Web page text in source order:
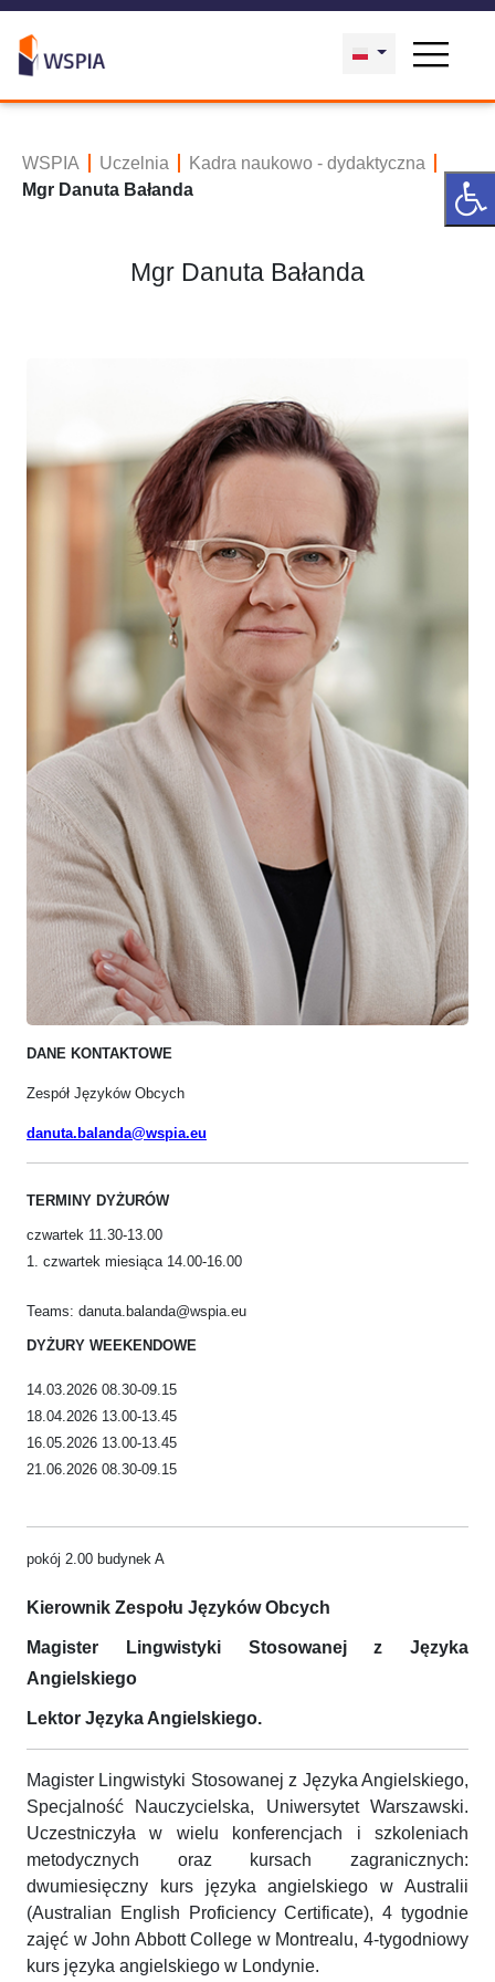
WSPIA Uczelnia
Kadra naukowo - dydaktyczna
Mgr Danuta Bałanda
Mgr Danuta Bałanda
DANE KONTAKTOWE
Zespół Języków Obcych
danuta.balanda@wspia.eu
TERMINY DYŻURÓW
czwartek 11.30-13.00
1. czwartek miesiąca 14.00-16.00
Teams: danuta.balanda@wspia.eu
DYŻURY WEEKENDOWE
14.03.2026 08.30-09.15
18.04.2026 13.00-13.45
16.05.2026 13.00-13.45
21.06.2026 08.30-09.15
pokój 2.00 budynek A
Kierownik Zespołu Języków Obcych
Magister Lingwistyki Stosowanej z Języka
Angielskiego
Lektor Języka Angielskiego.
Magister Lingwistyki Stosowanej z Języka Angielskiego,
Specjalność Nauczycielska, Uniwersytet Warszawski.
Uczestniczyła w wielu konferencjach i szkoleniach
metodycznych oraz kursach zagranicznych:
dwumiesięczny kurs języka angielskiego w Australii
(Australian English Proficiency Certificate), 4 tygodnie
zajęć w John Abbott College w Montrealu, 4-tygodniowy
kurs języka angielskiego w Londynie.